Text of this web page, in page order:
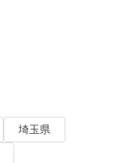
埼玉県